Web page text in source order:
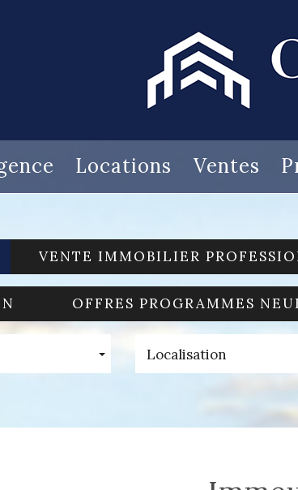
Locations Ventes
VENTE IMMOBILIER
OFFRES PROGRAMMES
Localisation